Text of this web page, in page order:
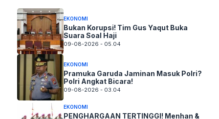
EKONOMI
Bukan Korupsi! Tim Gus Yaqut Buka
Suara Soal Haji
09-08-2026 - 05.04
EKONOMI
Pramuka Garuda Jaminan Masuk Polri?
Polri Angkat Bicara!
09-08-2026 - 03.04
EKONOMI
PENGHARGAAN TERTINGGI! Menhan &